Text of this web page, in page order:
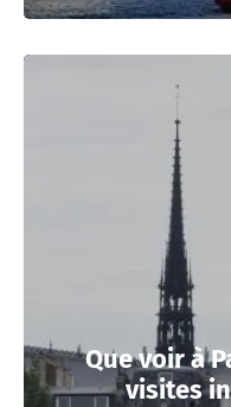
Que voir à
visites